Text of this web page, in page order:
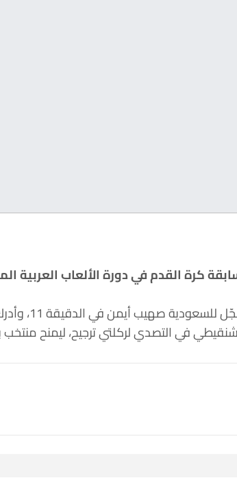
تحت 19 عاماً بذهبية مسابقة كرة القدم في دورة
في التصدي لركلتي ترجيح، ليمنح منتخب